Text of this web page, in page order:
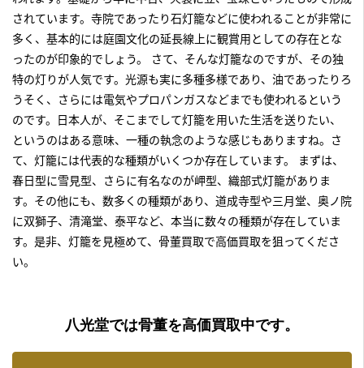
されています。寺院であったり石灯籠などに使われることが非常に
多く、基本的には庭園文化の延長線上に観賞用としての存在とな
ったのが印象的でしょう。 さて、そんな灯籠なのですが、その独
特の灯りが人気です。光源も実に多種多様であり、油であったりろ
うそく、さらには電気やプロパンガスなどまでも使われるという
のです。日本人が、そこまでして灯籠を用いた生活を送りたい、
というのはある意味、一種の執念のような感じもありますね。さ
て、灯籠には代表的な種類がいくつか存在しています。 まずは、
春日型に雪見型、さらに有名なのが岬型、織部式灯籠がありま
す。その他にも、数多くの種類があり、道成寺型や三月堂、奥ノ院
に双獅子、清滝堂、泰平など、本当に数々の種類が存在していま
す。是非、 灯籠を見極めて、骨董買取で高価買取を狙ってくださ
い。
八光堂では骨董を高価買取中です。